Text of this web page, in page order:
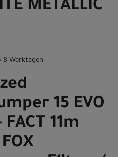
METALLIC
8 Werktagen
15 EVO
11m